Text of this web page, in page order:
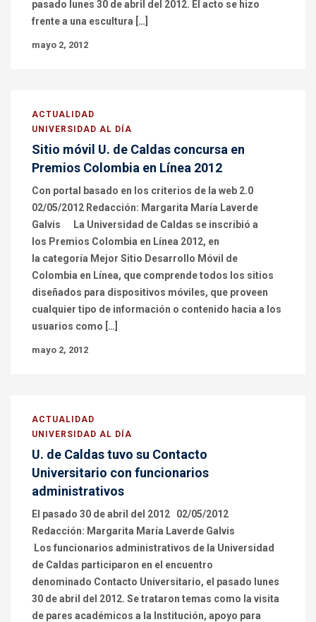
pasado lunes 30 de abril del 2012. El acto se hizo
frente a una escultura […]
mayo 2, 2012
ACTUALIDAD
UNIVERSIDAD AL DÍA
Sitio móvil U. de Caldas concursa en
Premios Colombia en Línea 2012
Con portal basado en los criterios de la web 2.0
02/05/2012 Redacción: Margarita María Laverde
Galvis La Universidad de Caldas se inscribió a
los Premios Colombia en Línea 2012, en
la categoría Mejor Sitio Desarrollo Móvil de
Colombia en Línea, que comprende todos los sitios
diseñados para dispositivos móviles, que proveen
cualquier tipo de información o contenido hacia a los
usuarios como […]
mayo 2, 2012
ACTUALIDAD
UNIVERSIDAD AL DÍA
U. de Caldas tuvo su Contacto
Universitario con funcionarios
administrativos
El pasado 30 de abril del 2012 02/05/2012
Redacción: Margarita María Laverde Galvis
Los funcionarios administrativos de la Universidad
de Caldas participaron en el encuentro
denominado Contacto Universitario, el pasado lunes
30 de abril del 2012. Se trataron temas como la visita
de pares académicos a la Institución, apoyo para